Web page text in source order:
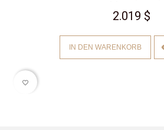
2.019 $
IN DEN WARENKORB
favorite_border